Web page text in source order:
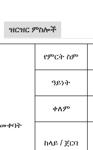
ዝርዝር ምስሎች
የምርት ስም
ዓይነት
ቀለም
ከላይ / ጀርባ